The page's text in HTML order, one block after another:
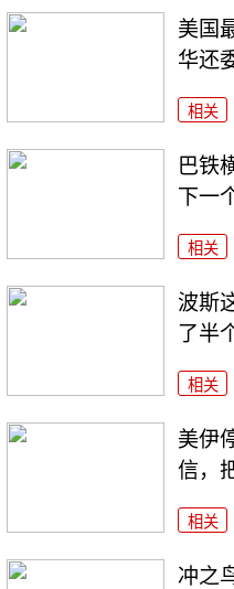
美国
华还
相关
巴铁
下一
相关
波斯
了半
相关
美伊
信，
相关
冲之